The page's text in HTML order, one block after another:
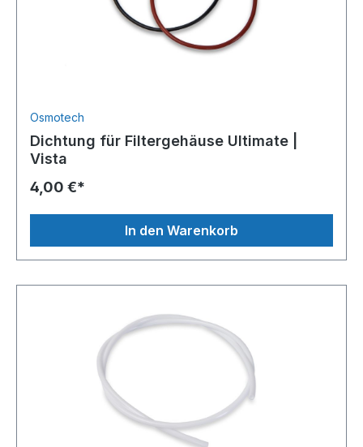
Osmotech
Dichtung für Filtergehäuse Ultimate |
Vista
4,00 €*
In den Warenkorb